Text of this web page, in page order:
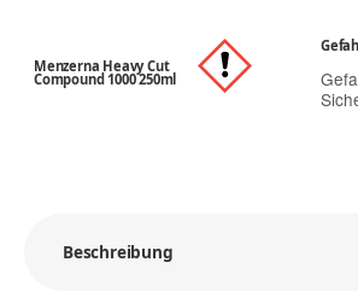
Menzerna Heavy Cut
Compound 1000 250ml
Beschreibung